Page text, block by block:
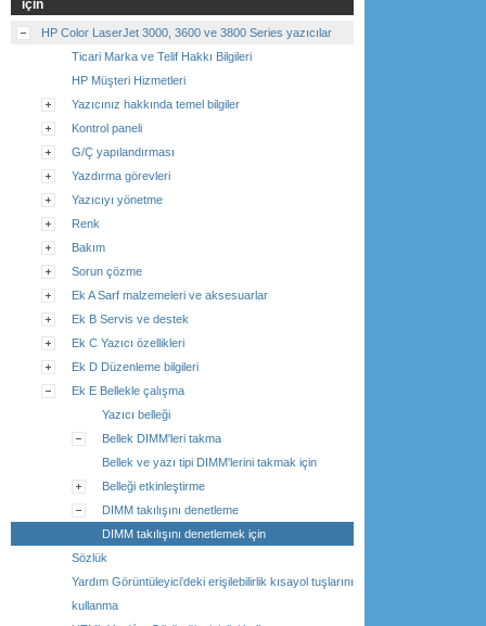
için
HP Color LaserJet 3000, 3600 ve 3800 Series yazıcılar
Ticari Marka ve Telif Hakkı Bilgileri
HP Müşteri Hizmetleri
Yazıcınız hakkında temel bilgiler
Kontrol paneli
G/Ç yapılandırması
Yazdırma görevleri
Yazıcıyı yönetme
Renk
Bakım
Sorun çözme
Ek A Sarf malzemeleri ve aksesuarlar
Ek B Servis ve destek
Ek C Yazıcı özellikleri
Ek D Düzenleme bilgileri
Ek E Bellekle çalışma
Yazıcı belleği
Bellek DIMM'leri takma
Bellek ve yazı tipi DIMM'lerini takmak için
Belleği etkinleştirme
DIMM takılışını denetleme
DIMM takılışını denetlemek için
Sözlük
Yardım Görüntüleyici'deki erişilebilirlik kısayol tuşlarını
kullanma